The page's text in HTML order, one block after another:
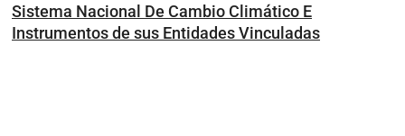
Sistema Nacional De Cambio Climático E
Instrumentos de sus Entidades Vinculadas